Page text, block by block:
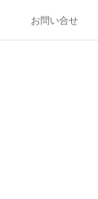
お問い合せ